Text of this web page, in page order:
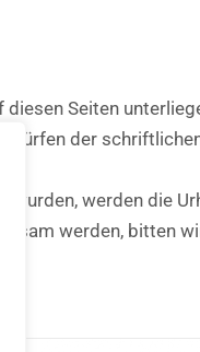
Seiten
der
werden die
werden, bitten